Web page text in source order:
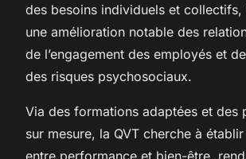
des besoins individuels et
une amélioration notable des
de l’engagement des employés et
des risques psychosociaux.
Via des formations adaptées et des
sur mesure, la QVT cherche à
entre performance et bien-être,